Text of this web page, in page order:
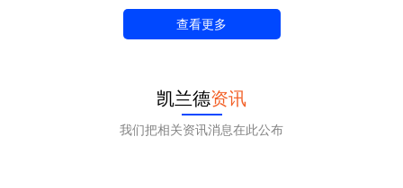
查看更多
凯兰德资讯
我们把相关资讯消息在此公布